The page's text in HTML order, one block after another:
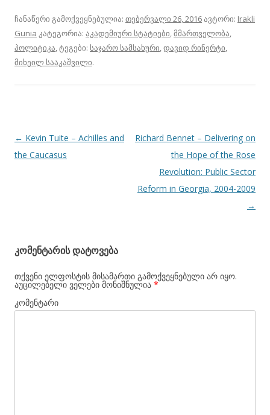
ჩანაწერი გამოქვეყნებულია: თებერვალი 26, 2016ავტორი: Irakli
Gunia კატეგორია: აკადემიური სტატიები,მმართველობა,
პოლიტიკა, ტეგები: საჯარო სამსახური,დავიდ რინერტი,
მიხეილ სააკაშვილი.
პოსტის
ნავიგაცია
← Kevin Tuite – Achilles and
the Caucasus
Richard Bennet – Delivering on
the Hope of the Rose
Revolution: Public Sector
Reform in Georgia, 2004-2009
→
კომენტარის დატოვება
თქვენი ელფოსტის მისამართი გამოქვეყნებული არ იყო.
აუცილებელი ველები მონიშნულია *
კომენტარი